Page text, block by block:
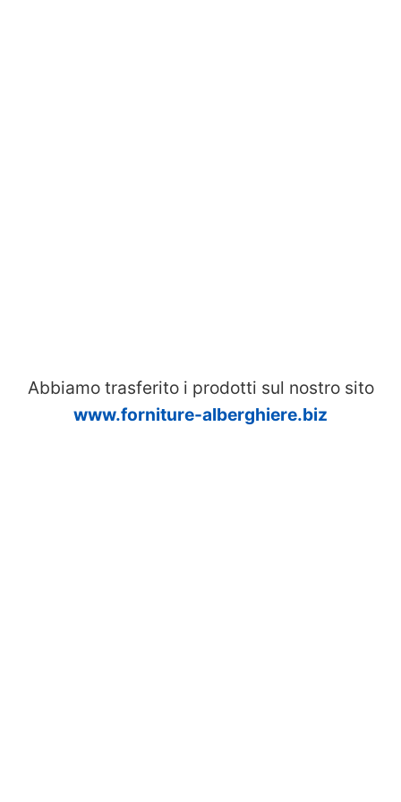
Abbiamo trasferito i prodotti sul nostro sito
www.forniture-alberghiere.biz